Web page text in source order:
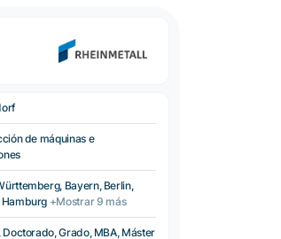
de máquinas e
Bayern, Berlin,
Hamburg +Mostrar 9 más
Doctorado, Grado, MBA, Máster